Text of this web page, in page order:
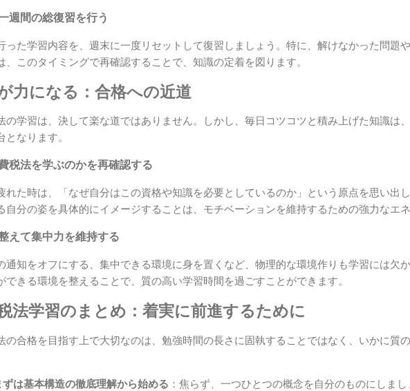
週間の総復習を行う
った学習内容を、週末に一度リセットして復習しましょう。特に、解けなかった問題
、このタイミングで再確認することで、知識の定着を図ります。
力になる：合格への近道
の学習は、決して楽な道ではありません。しかし、毎日コツコツと積み上げた知識は
となります。
税法を学ぶのかを再確認する
れた時は、「なぜ自分はこの資格や知識を必要としているのか」という原点を思い出
自分の姿を具体的にイメージすることは、モチベーションを維持するための強力なエネ
えて集中力を維持する
通知をオフにする、集中できる環境に身を置くなど、物理的な環境作りも学習には欠
できる環境を整えることで、質の高い学習時間を過ごすことができます。
法学習のまとめ：着実に前進するために
の合格を目指す上で大切なのは、勉強時間の長さに固執することではなく、いかに質
ずは基本構造の徹底理解から始める ：焦らず、一つひとつの概念を自分のものにしまし